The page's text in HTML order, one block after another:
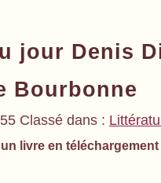
jour Denis
Bourbonne
Classé dans :
livre en